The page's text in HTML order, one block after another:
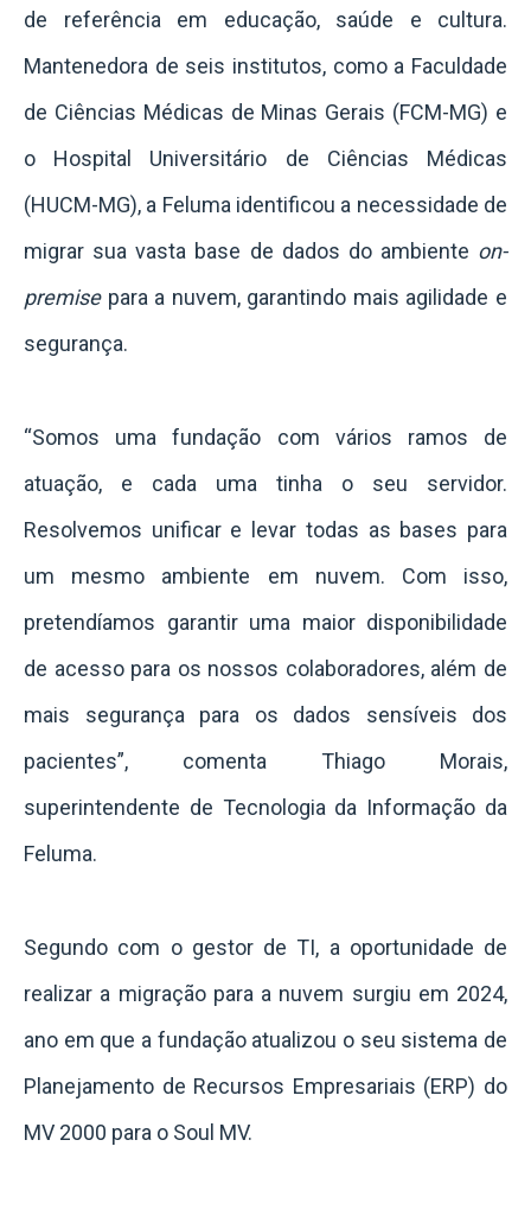
de referência em educação, saúde e cultura.
Mantenedora de seis institutos, como a Faculdade
de Ciências Médicas de Minas Gerais (FCM-MG) e
o Hospital Universitário de Ciências Médicas
(HUCM-MG), a Feluma identificou a necessidade de
migrar sua vasta base de dados do ambiente on-
premisepara a nuvem, garantindo mais agilidade e
segurança.
“Somos uma fundação com vários ramos de
atuação, e cada uma tinha o seu servidor.
Resolvemos unificar e levar todas as bases para
um mesmo ambiente em nuvem. Com isso,
pretendíamos garantir uma maior disponibilidade
de acesso para os nossos colaboradores, além de
mais segurança para os dados sensíveis dos
pacientes”, comenta Thiago Morais,
superintendente de Tecnologia da Informação da
Feluma.
Segundo com o gestor de TI, a oportunidade de
realizar a migração para a nuvem surgiu em 2024,
ano em que a fundação atualizou o seu sistema de
Planejamento de Recursos Empresariais (ERP) do
MV 2000 para o Soul MV.